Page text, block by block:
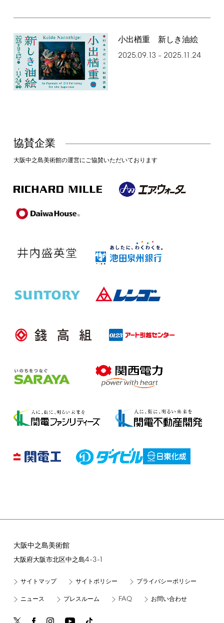
小出楢󠄀重 新しき油絵
2025.09.13 – 2025.11.24
協賛企業
大阪中之島美術館の運営にご協賛いただいております
大阪中之島美術館
大阪府大阪市北区中之島4-3-1
サイトマップ サイトポリシー プライバシーポリシー
ニュース プレスルーム FAQ お問い合わせ